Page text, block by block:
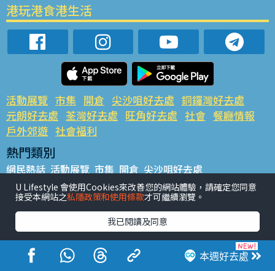
本週好去處
港玩港食港生活
活動展覽 市集 開倉 尖沙咀好去處 銅鑼灣好去處
元朗好去處 荃灣好去處 旺角好去處 社會 餐廳情報
戶外郊遊 社會福利
熱門類別
網民熱話 活動展覽 市集 開倉 尖沙咀好去處
銅鑼灣好去處 元朗好去處 荃灣好去處 旺角好去處 社會
餐廳情報 戶外郊遊
熱門標籤
#UGO搵好去處 #人氣活動推介 #美食社群熱話
#親子玩樂好去處
#ULifestyle應用程式
#限時搶
#UJetso禮物放送
#ULifestyle商戶中心 #著數 #網絡熱話
U Lifestyle 會使用Cookies來改善您的網站體驗，請確定您同意
接受本網站之私隱政策和使用條款才可繼續瀏覽。
我已閱讀及同意